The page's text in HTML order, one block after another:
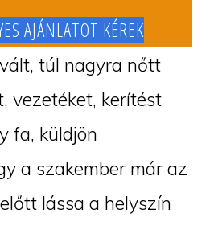
AJÁNLATOT KÉREK
túl nagyra nőtt
vezetéket, kerítést
fa, küldjön
a szakember már az
lássa a helyszín